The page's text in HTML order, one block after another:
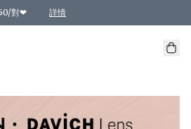
對❤ 詳情
數量有限 售完即止
數量有限 售完即止♫
買4件或以上85 折；買6件或以上8 折
；買4件HKD 260.00
；買4件HKD 360.00
；買4件HKD 180.00
；買4件HKD 320.00
148.00
148.00
；買4件或以上9 折；買6件或以上85 折；買8件
HKD 16.00；買4件或以上減HKD 32.00；買6
；買4件或以上9 折；買8件或以上85 折；買12
惠！（適用於 特定的送貨方式 )